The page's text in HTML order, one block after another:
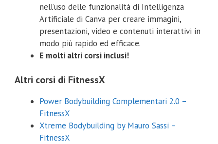
nell’uso delle funzionalità di Intelligenza
Artificiale di Canva per creare immagini,
presentazioni, video e contenuti interattivi in
modo più rapido ed efficace.
E molti altri corsi inclusi!
Altri corsi di FitnessX
Power Bodybuilding Complementari 2.0 –
FitnessX
Xtreme Bodybuilding by Mauro Sassi –
FitnessX